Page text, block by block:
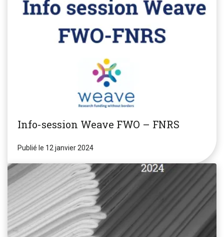
Info-session Weave FWO – FNRS
Publié le 12 janvier 2024